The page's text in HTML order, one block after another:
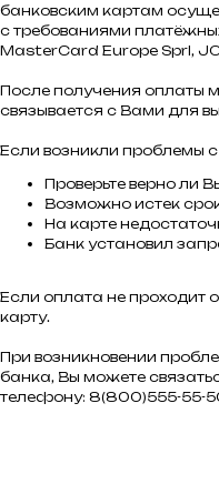
банковским картам
с требованиями
MasterCard Europe Sprl,
После получения оплаты
связывается с Вами для
Если возникли проблемы
Проверьте верно ли
Возможно истек
На карте
Банк установил
Если оплата не проходит
карту.
При возникновении
банка, Вы можете
телефону: 8(800)555-55-